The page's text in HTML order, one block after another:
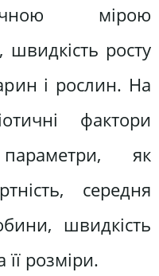
мірою
росту
і рослин. На
фактори
як
середня
швидкість
її розміри.